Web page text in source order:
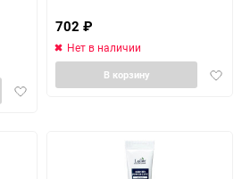
Добавить
702 ₽
Нет в наличии
В корзину